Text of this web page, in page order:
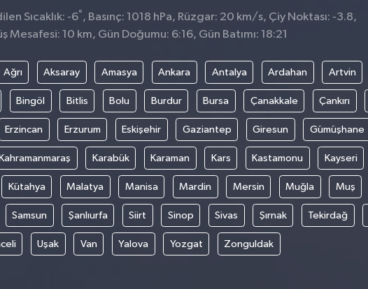
Sıcaklık: -6° , Basınç: 1018 hPa, Rüzgar: 20 km/s, Çiy Noktası: -3.8,
Mesafesi: 10 km, Gün Doğumu: 6:16, Gün Batımı: 18:21
Ağrı Aksaray Amasya Ankara Antalya Ardahan Artvin
Bingöl Bitlis Bolu Burdur Bursa Çanakkale Çankırı
Erzincan Erzurum Eskişehir Gaziantep Giresun Gümüşhane
Karabük Karaman Kars Kastamonu Kayseri
Kütahya Malatya Manisa Mardin Mersin Muğla Muş
Samsun Şanlıurfa Siirt Sinop Sivas Şırnak Tekirdağ
Uşak Van Yalova Yozgat Zonguldak